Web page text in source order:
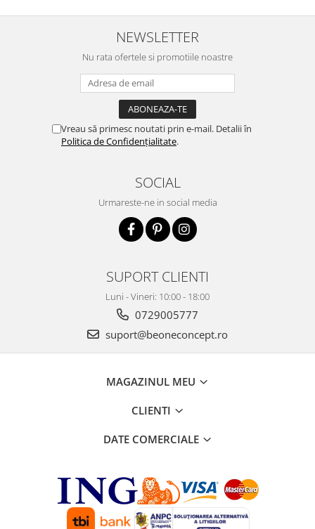
rezistă bine toată ziua și nu
oxidează. Se simte ca o cremă
hidratantă pe piele. Un f...NEWSLETTER
Nu rata ofertele si promotiile noastre
Vreau să primesc noutati prin e-mail. Detalii în
Politica de Confidențialitate.
SOCIAL
Urmareste-ne in social media
SUPORT CLIENTI
Luni - Vineri: 10:00 - 18:00
0729005777
suport@beoneconcept.ro
MAGAZINUL MEU
CLIENTI
DATE COMERCIALE